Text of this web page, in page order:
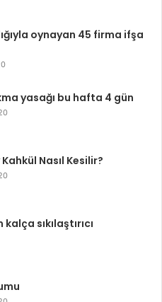
oynayan 45 firma ifşa
yasağı bu hafta 4 gün
Nasıl Kesilir?
sıkılaştırıcı